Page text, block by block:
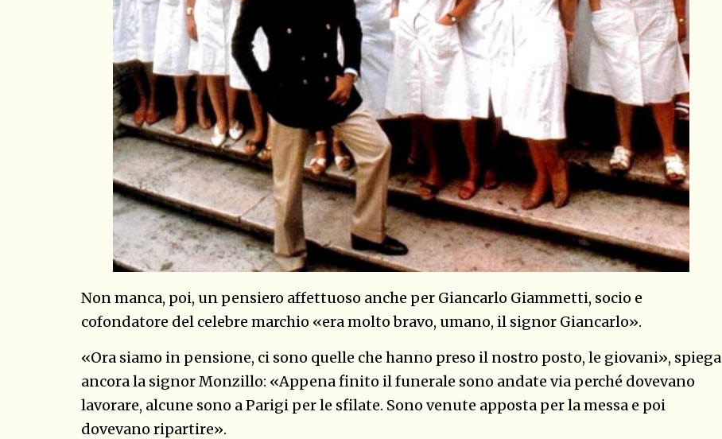
Non manca, poi, un pensiero affettuoso anche per Giancarlo Giammetti, socio e
cofondatore del celebre marchio «era molto bravo, umano, il signor Giancarlo».
«Ora siamo in pensione, ci sono quelle che hanno preso il nostro posto, le giovani», spiega
ancora la signor Monzillo: «Appena finito il funerale sono andate via perché dovevano
lavorare, alcune sono a Parigi per le sfilate. Sono venute apposta per la messa e poi
dovevano ripartire».